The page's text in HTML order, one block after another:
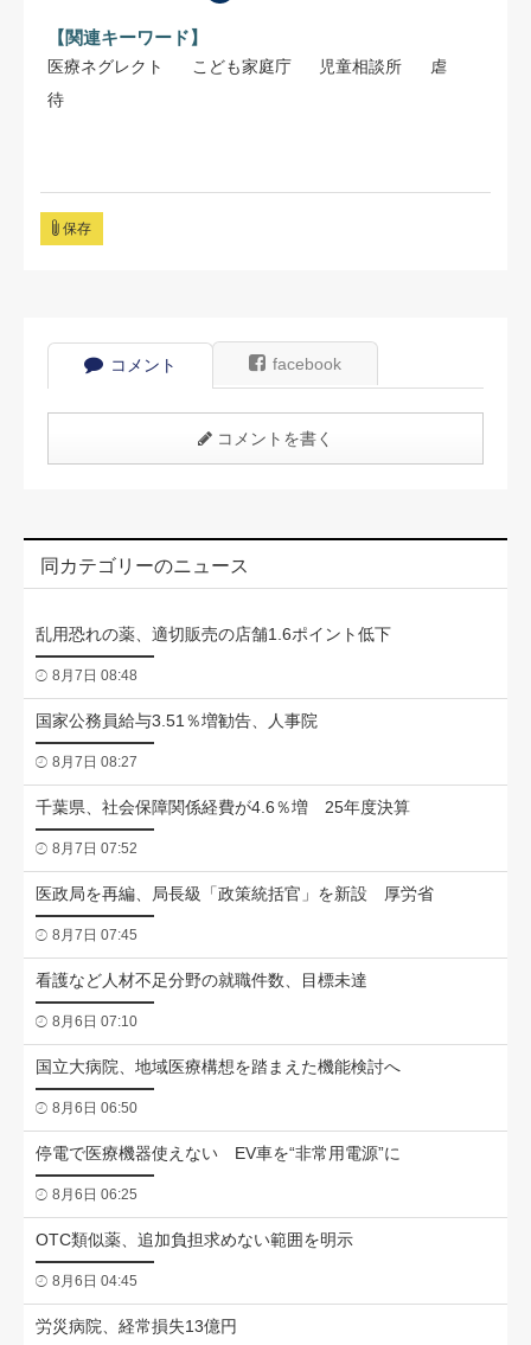
【関連キーワード】
医療ネグレクト こども家庭庁 児童相談所
虐
待
保存
コメント facebook
コメントを書く
同カテゴリーのニュース
乱用恐れの薬、適切販売の店舗1.6ポイント低下
8月7日 08:48
国家公務員給与3.51％増勧告、人事院
8月7日 08:27
千葉県、社会保障関係経費が4.6％増 25年度決算
8月7日 07:52
医政局を再編、局長級「政策統括官」を新設 厚労省
8月7日 07:45
看護など人材不足分野の就職件数、目標未達
8月6日 07:10
国立大病院、地域医療構想を踏まえた機能検討へ
8月6日 06:50
停電で医療機器使えない EV車を“非常用電源”に
8月6日 06:25
OTC類似薬、追加負担求めない範囲を明示
8月6日 04:45
労災病院、経常損失13億円